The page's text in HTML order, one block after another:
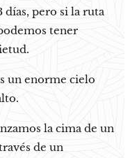
días, pero si la ruta
tener
un enorme cielo
la cima de un
de un